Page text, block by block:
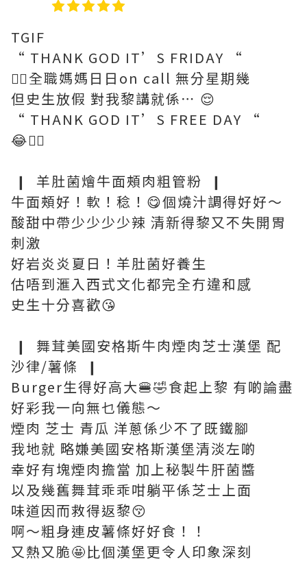
TGIF
“ THANK GOD IT’S FRIDAY “
😮‍💨全職媽媽日日on call 無分星期幾
但史生放假 對我黎講就係⋯ 😌
“ THANK GOD IT’S FREE DAY “
😂🖐🏼
❙ 羊肚菌燴牛面頰肉粗管粉 ❙
牛面頰好！軟！稔！😋個燒汁調得好好～
酸甜中帶少少少少辣 清新得黎又不失開胃
刺激
好岩炎炎夏日！羊肚菌好養生
估唔到滙入西式文化都完全冇違和感
史生十分喜歡😘
❙ 舞茸美國安格斯牛肉煙肉芝士漢堡 配
沙律/薯條 ❙
Burger生得好高大🍔🤣食起上黎 有啲論盡
好彩我一向無乜儀態～
煙肉 芝士 青瓜 洋蔥係少不了既鐵腳
我地就 略嫌美國安格斯漢堡清淡左啲
幸好有塊煙肉擔當 加上秘製牛肝菌醬
以及幾舊舞茸乖乖咁躺平係芝士上面
味道因而救得返黎😚
啊～粗身連皮薯條好好食！！
又熱又脆🤩比個漢堡更令人印象深刻